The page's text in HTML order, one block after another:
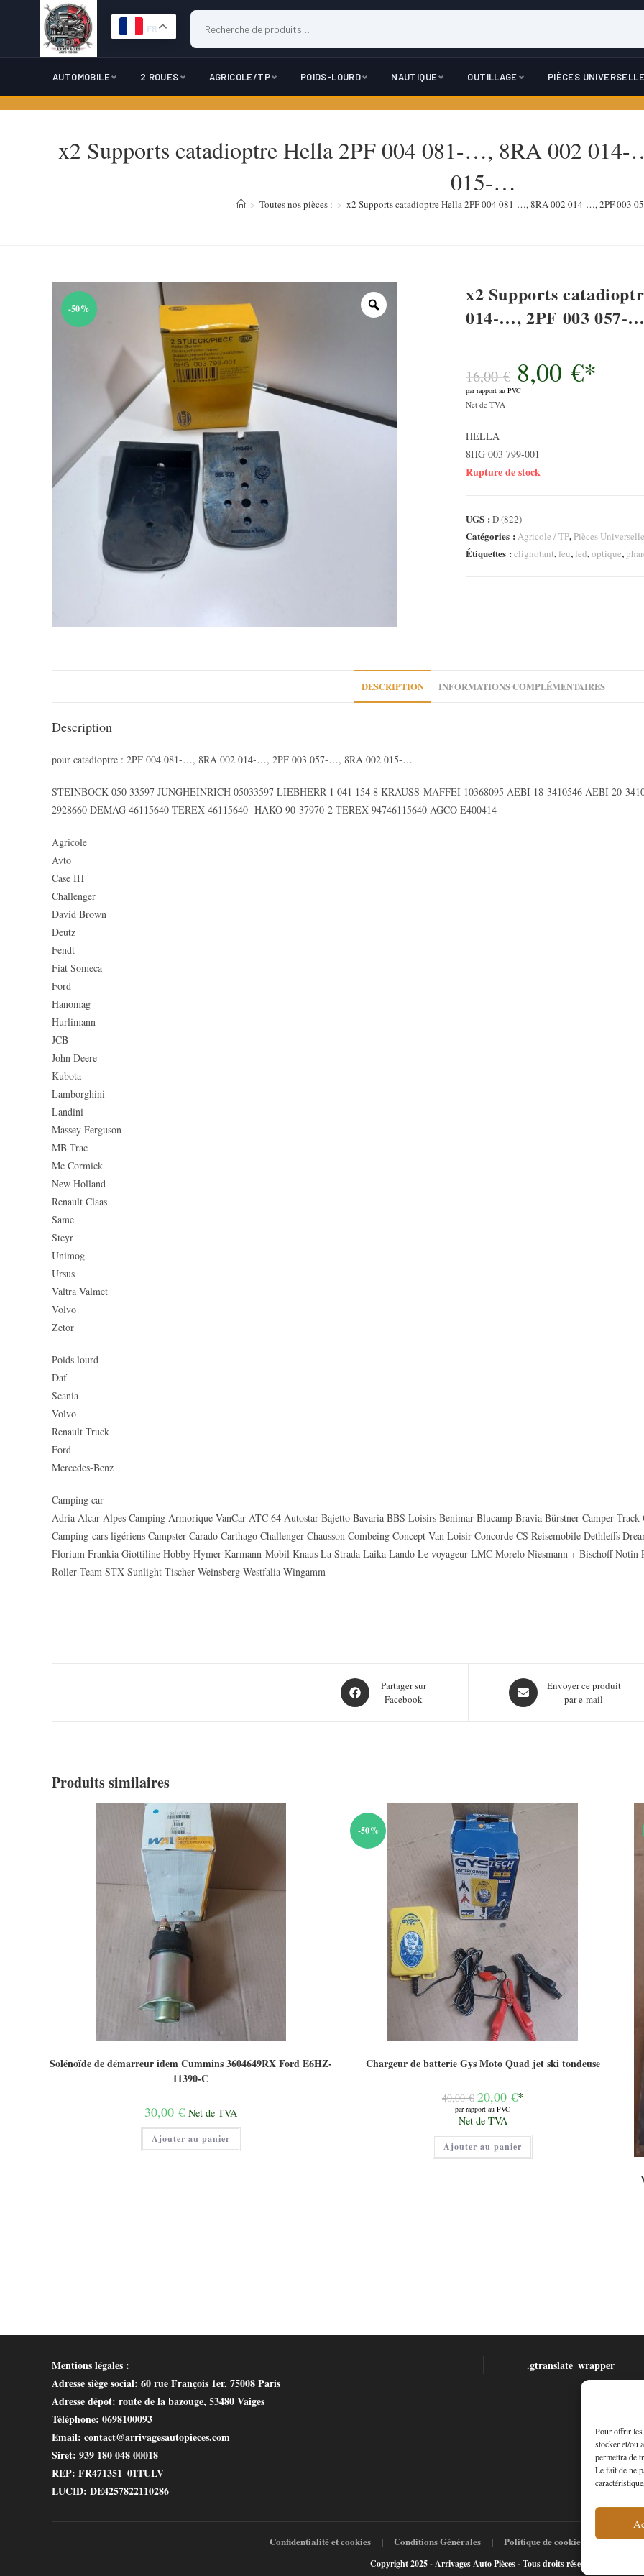
Pour offrir les
stocker et/ou
permettra de
Le fait de ne
FR
AUTOMOBILE 2 ROUES AGRICOLE/TP POIDS-LOURD NAUTIQUE OUTILLAGE PIÈCES
x2 Supports catadioptre Hella 2PF 004 081-…, 8RA 002
015-…
> Toutes nos pièces : > x2 Supports catadioptre Hella 2PF 004 081-…, 8RA 002 014-…, 2PF 003
-50%
x2 Supports
014-…, 2PF 003 057-
16,00€
Le
prix
initial
était :
8,00 €*
par rapport au PVC
Le
actuel
est :
8,00 €.
Net de TVA
HELLA
8HG 003 799-001
Rupture de stock
UGS : D (822)
Catégories : Agricole / TP, Pièces
Étiquettes : clignotant,feu, led,optique,
DESCRIPTION INFORMATIONS COMPLÉMENTAIRES
Description
pour catadioptre : 2PF 004 081-…, 8RA 002 014-…, 2PF 003 057-…, 8RA 002 015-…
STEINBOCK 050 33597 JUNGHEINRICH 05033597 LIEBHERR 1 041 154 8 KRAUSS-MAFFEI 10368095 AEBI 18-3410546 AEBI 20-
2928660 DEMAG 46115640 TEREX 46115640- HAKO 90-37970-2 TEREX 94746115640 AGCO E400414
Agricole
Avto
Case IH
Challenger
David Brown
Deutz
Fendt
Fiat Someca
Ford
Hanomag
Hurlimann
JCB
John Deere
Kubota
Lamborghini
Landini
Massey Ferguson
MB Trac
Mc Cormick
New Holland
Renault Claas
Same
Steyr
Unimog
Ursus
Valtra Valmet
Volvo
Zetor
Poids lourd
Daf
Scania
Volvo
Renault Truck
Ford
Mercedes-Benz
Camping car
Adria Alcar Alpes Camping Armorique VanCar ATC 64 Autostar Bajetto Bavaria BBS Loisirs Benimar Blucamp Bravia Bürstner Camper Track
Camping-cars ligériens Campster Carado Carthago Challenger Chausson Combeing Concept Van Loisir Concorde CS Reisemobile Dethleffs
Florium Frankia Giottiline Hobby Hymer Karmann-Mobil Knaus La Strada Laika Lando Le voyageur LMC Morelo Niesmann + Bischoff Notin
Roller Team STX Sunlight Tischer Weinsberg Westfalia Wingamm
Opens
in
Partager sur
Facebook
Opens
in
Envoyer ce produit
par e-mail
Produits similaires
Solénoïde de démarreur idem Cummins 3604649RX Ford E6HZ-
11390-C
30,00 € Net de TVA
Ajouter au panier
-50%
Chargeur de batterie Gys Moto Quad jet ski tondeuse
40,00€ Le
prix
initial
était :
40,00 €.
20,00 €*
par rapport au PVC
Le
prix
actuel
est :
20,00 €.
Net de TVA
Ajouter au panier
Mentions légales :
Adresse siège social: 60 rue François 1er, 75008 Paris
Adresse dépot: route de la bazouge, 53480 Vaiges
Téléphone: 0698100093
Email: contact@arrivagesautopieces.com
Siret: 939 180 048 00018
REP: FR471351_01TULV
LUCID: DE4257822110286
.gtranslate_wrapper
Confidentialité et cookies Conditions Générales Politique de cookies (UE) A
Copyright 2025 - Arrivages Auto Pièces - Tous droits réservés